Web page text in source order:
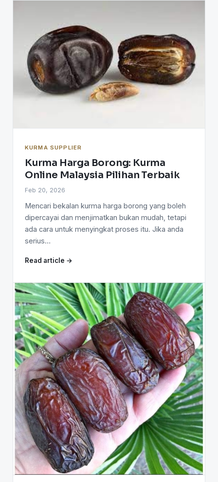
KURMA SUPPLIER
Kurma Harga Borong: Kurma
Online Malaysia Pilihan Terbaik
Feb 20, 2026
Mencari bekalan kurma harga borong yang boleh
dipercayai dan menjimatkan bukan mudah, tetapi
ada cara untuk menyingkat proses itu. Jika anda
serius…
Read article →